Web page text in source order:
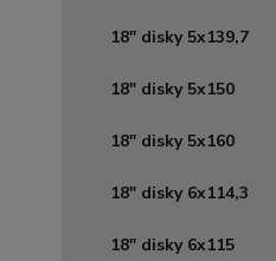
18" disky 5x139,7
18" disky 5x150
18" disky 5x160
18" disky 6x114,3
18" disky 6x115